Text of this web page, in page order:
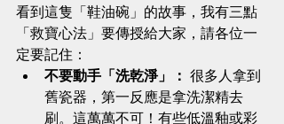
看到這隻「鞋油碗」的故事，我有三點
「救寶心法」要傳授給大家，請各位一
定要記住：
不要動手「洗乾淨」： 很多人拿到
舊瓷器，第一反應是拿洗潔精去
刷。這萬萬不可！有些低溫釉或彩